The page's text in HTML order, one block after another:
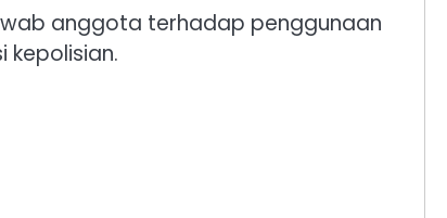
anggota terhadap penggunaan
kepolisian.